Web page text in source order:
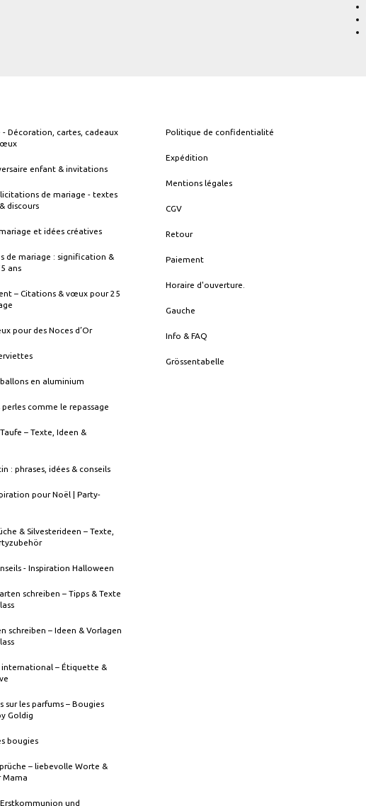
- Décoration, cartes, cadeaux
enfant & invitations
de mariage - textes
discours
et idées créatives
de mariage : signification &
ans
– Citations & vœux pour 25
pour des Noces d’Or
en aluminium
perles comme le repassage
– Texte, Ideen &
: phrases, idées & conseils
pour Noël | Party-
& Silvesterideen – Texte,
- Inspiration Halloween
schreiben – Tipps & Texte
schreiben – Ideen & Vorlagen
international – Étiquette &
sur les parfums – Bougies
Goldig
bougies
– liebevolle Worte &
Mama
und
Politique de confidentialité
Expédition
Mentions légales
CGV
Retour
Paiement
Horaire d'ouverture.
Gauche
Info & FAQ
Grössentabelle